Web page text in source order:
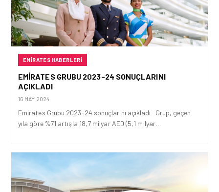
EMIRATES HABERLERI
EMIRATES GRUBU 2023-24 SONUÇLARINI
AÇIKLADI
16 MAY 2024
Emirates Grubu 2023-24 sonuçlarını açıkladı Grup, geçen
yıla göre %71 artışla 18,7 milyar AED (5,1 milyar…